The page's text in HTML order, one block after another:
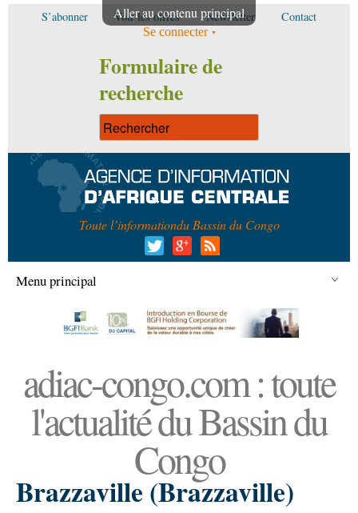
Aller au contenu principal
S’abonner Voir les offres Newsletter Contact
Se connecter
Formulaire de
recherche
Toute l’informationdu Bassin du Congo
Menu principal
adiac-congo.com : toute
l'actualité du Bassin du
Congo
Brazzaville (Brazzaville)